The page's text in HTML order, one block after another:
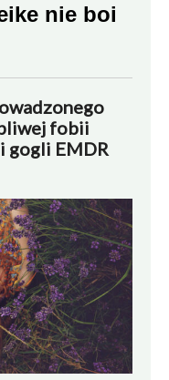
nie boi
fobii
gogli EMDR